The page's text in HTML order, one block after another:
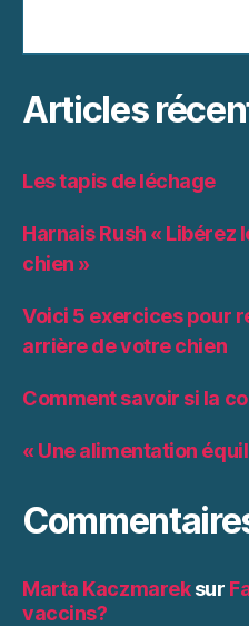
Articles
Les tapis de léchage
Harnais Rush «
chien »
Voici 5 exercices pour
arrière de votre chien
Comment savoir si la
« Une alimentation
Marta Kaczmareksur
vaccins?